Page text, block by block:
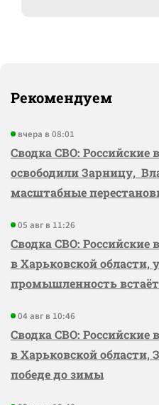
Рекомендуем
вчера в 08:01
Сводка СВО: Российские
освободили Зарницу,
масштабные
05 авг в 11:26
Сводка СВО: Российские
в Харьковской области,
промышленность
04 авг в 10:46
Сводка СВО: Российские
в Харьковской области,
победе до зимы